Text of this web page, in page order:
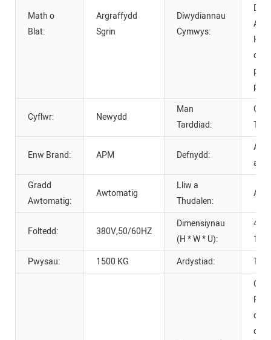
Math o
Blat:
Argraffydd
Sgrin
Diwydiannau
Cymwys:
Cyflwr: Newydd
Man
Tarddiad:
Enw Brand: APM Defnydd:
Gradd
Awtomatig:
Awtomatig
Lliw a
Thudalen:
Foltedd: 380V,50/60HZ
Dimensiynau
(H * W * U):
Pwysau:
1500 KG Ardystiad: